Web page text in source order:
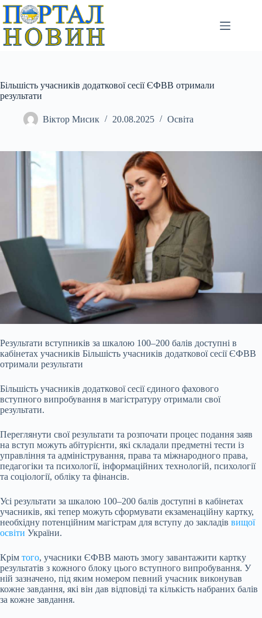
Перейти
вмісту
Більшість учасників додаткової сесії ЄФВВ отримали
результати
Віктор Мисик 20.08.2025 Освіта
Результати вступників за шкалою 100–200 балів доступні в
кабінетах учасників Більшість учасників додаткової сесії ЄФВВ
отримали результати
Більшість учасників додаткової сесії єдиного фахового
вступного випробування в магістратуру отримали свої
результати.
Переглянути свої результати та розпочати процес подання заяв
на вступ можуть абітурієнти, які складали предметні тести із
управління та адміністрування, права та міжнародного права,
педагогіки та психології, інформаційних технологій, психології
та соціології, обліку та фінансів.
Усі результати за шкалою 100–200 балів доступні в кабінетах
учасників, які тепер можуть сформувати екзаменаційну картку,
необхідну потенційним магістрам для вступу до закладів вищої
освіти України.
Крім того, учасники ЄФВВ мають змогу завантажити картку
результатів з кожного блоку цього вступного випробування. У
ній зазначено, під яким номером певний учасник виконував
кожне завдання, які він дав відповіді та кількість набраних балів
за кожне завдання.